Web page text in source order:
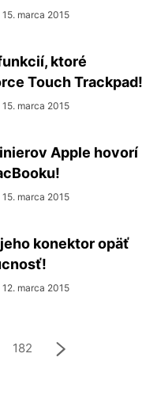
15. marca 2015
ktoré
Touch Trackpad!
15. marca 2015
Apple hovorí
15. marca 2015
konektor opäť
12. marca 2015
182